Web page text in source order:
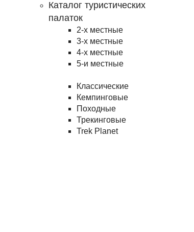
Каталог туристических
палаток
2-х местные
3-х местные
4-х местные
5-и местные
Классические
Кемпинговые
Походные
Трекинговые
Trek Planet